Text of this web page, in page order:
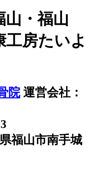
・福山
房たいよ
運営会社：
福山市南手城